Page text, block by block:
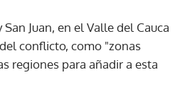
Juan, en el Valle del Cauca
conflicto, como "zonas
regiones para añadir a esta